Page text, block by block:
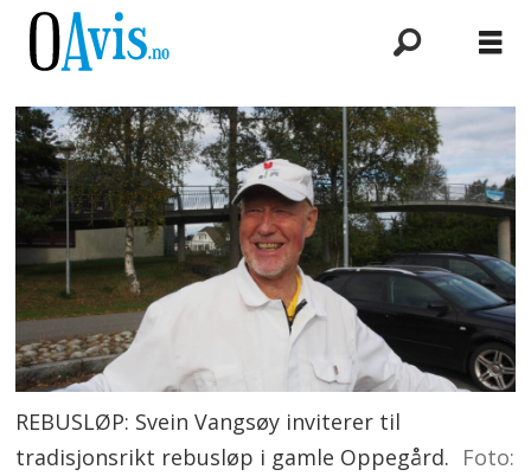
REBUSLØP: Svein Vangsøy inviterer til
tradisjonsrikt rebusløp i gamle Oppegård. Foto: